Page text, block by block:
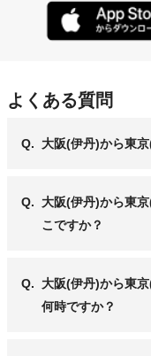
よくある質問
Q. 大阪(伊丹)から東
Q.
大阪(伊丹)から東
こですか？
Q.
大阪(伊丹)から東
何時ですか？